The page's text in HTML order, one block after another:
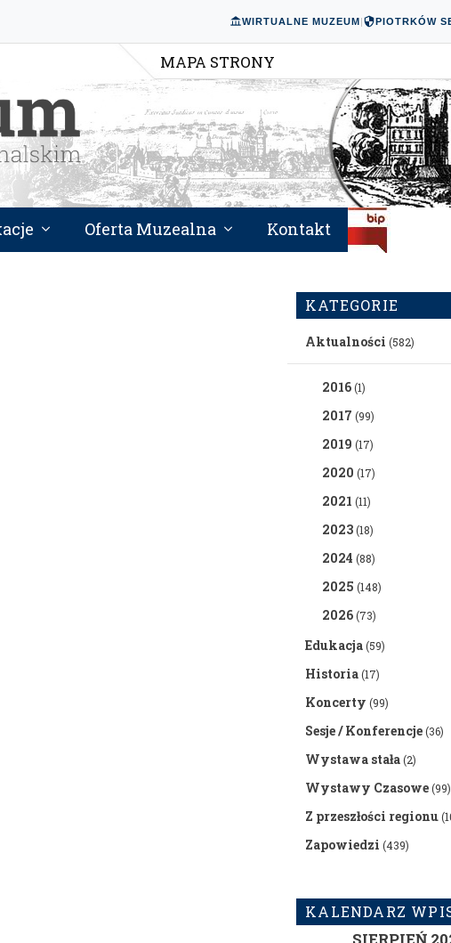
WIRTUALNE MUZEUM| PIOTRKÓW
MAPA STRONY
Oferta Muzealna Kontakt
KATEGORIE
Aktualności (582)
2016(1)
2017 (99)
2019 (17)
2020 (17)
2021 (11)
2023(18)
2024 (88)
2025 (148)
2026(73)
Edukacja(59)
Historia(17)
Koncerty (99)
Sesje / Konferencje(36)
Wystawa stała(2)
Wystawy Czasowe(99)
Z przeszłości regionu
Zapowiedzi (439)
KALENDARZ